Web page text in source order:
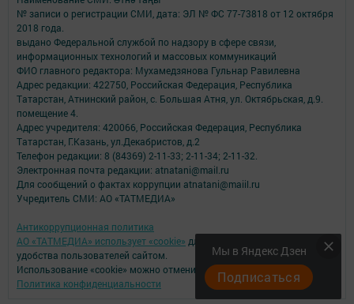
Мы в Яндекс Дзен
Подписаться
№ записи о регистрации СМИ, дата: ЭЛ № ФС 77-73818 от 12 октября
2018 года.
выдано Федеральной службой по надзору в сфере связи,
информационных технологий и массовых коммуникаций
ФИО главного редактора: Мухамедзянова Гульнар Равилевна
Адрес редакции: 422750, Российская Федерация, Республика
Татарстан, Атнинский район, с. Большая Атня, ул. Октябрьская, д.9.
помещение 4.
Адрес учредителя: 420066, Российская Федерация, Республика
Татарстан, Г.Казань, ул.Декабристов, д.2
Телефон редакции: 8 (84369) 2-11-33; 2-11-34; 2-11-32.
Электронная почта редакции: atnatani@mail.ru
Для сообщений о фактах коррупции atnatani@maiil.ru
Учредитель СМИ: АО «ТАТМЕДИА»
Антикоррупционная политика
АО «ТАТМЕДИА» использует «cookie» для персонализации сервисов и
удобства пользователей сайтом.
Использование «cookie» можно отменить в настройках браузера.
Политика конфиденциальности